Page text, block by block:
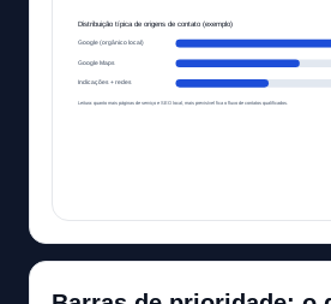
Distribuição típica de origens de contato (exemplo)
Google (orgânico local)
Google Maps
Indicações + redes
Leitura: quanto mais páginas de serviço e SEO local, mais previsível fica o fluxo de contatos qualificados.